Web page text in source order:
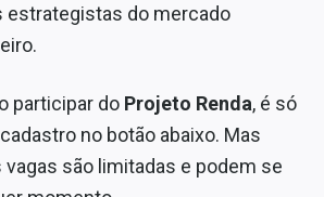
estrategistas do mercado
participar do Projeto Renda, é só
no botão abaixo. Mas
são limitadas e podem se